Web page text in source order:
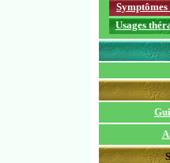
Usages